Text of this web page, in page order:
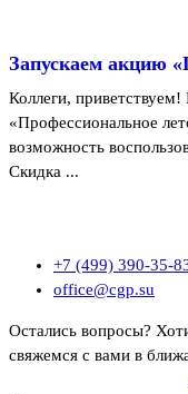
Запускаем акцию
Коллеги,
«Профессиональное
возможность
Скидка ...
+7 (499) 390-35-
office@cgp.su
Остались вопросы?
свяжемся с вами в